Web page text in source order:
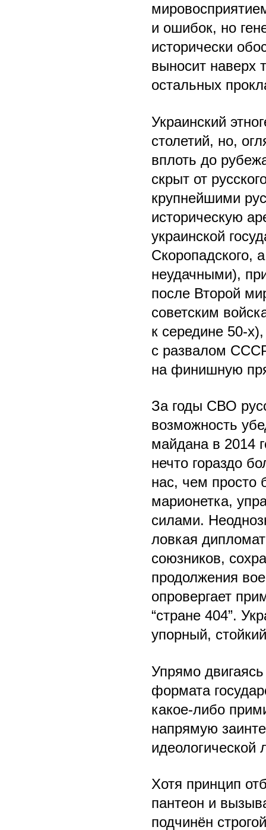
и ошибок, но
исторически
выносит наверх
остальных
Украинский
столетий, но,
вплоть до
скрыт от
крупнейшими
историческую
украинской
Скоропадского,
неудачными),
после Второй
советским
к середине 50-
с развалом
на финишную
За годы СВО
возможность
майдана в 2014
нечто гораздо
нас, чем просто
марионетка,
силами.
ловкая
союзников,
продолжения
опровергает
“стране 404”.
упорный,
Упрямо
формата
какое-либо
напрямую
идеологической
Хотя принцип
пантеон и
подчинён